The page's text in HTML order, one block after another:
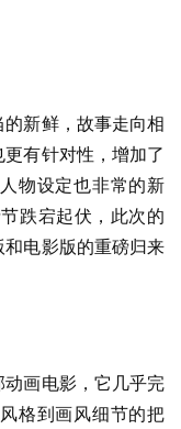
新鲜，故事走向相
有针对性，增加了
物设定也非常的新
跌宕起伏，此次的
电影版的重磅归来
画电影，它几乎完
格到画风细节的把